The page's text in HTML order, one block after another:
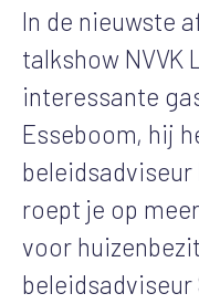
In de nieuwste
talkshow NVVK
interessante
Esseboom, hij
beleidsadviseur
roept je op
voor
beleidsadviseur